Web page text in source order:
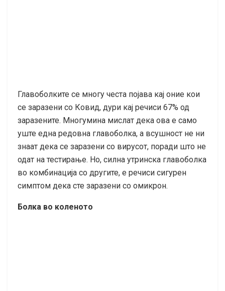
Главоболките се многу честа појава кај оние кои
се заразени со Ковид, дури кај речиси 67% од
заразените. Многумина мислат дека ова е само
уште една редовна главоболка, а всушност не ни
знаат дека се заразени со вирусот, поради што не
одат на тестирање. Но, силна утринска главоболка
во комбинација со другите, е речиси сигурен
симптом дека сте заразени со омикрон.
Болка во коленото